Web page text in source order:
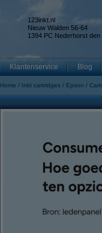
123inkt.nl
Nieuw Walden 56-64
1394 PC Nederhorst den
Klantenservice Blog
Home Inkt cartridges Epson